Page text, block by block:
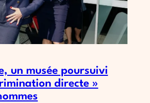
un musée poursuivi
directe »